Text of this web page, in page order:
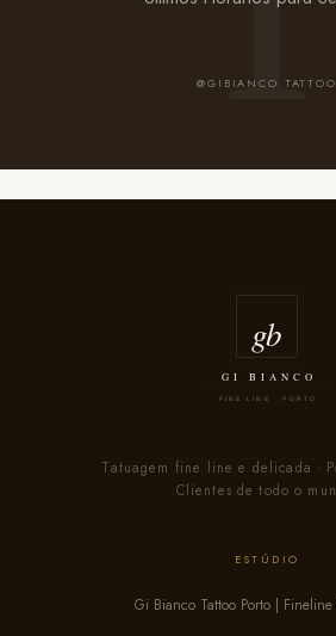
@GIBIANCO.TATTOO
Tatuagem fine line e delicada ·
Clientes de todo o
ESTÚDIO
Gi Bianco Tattoo Porto |